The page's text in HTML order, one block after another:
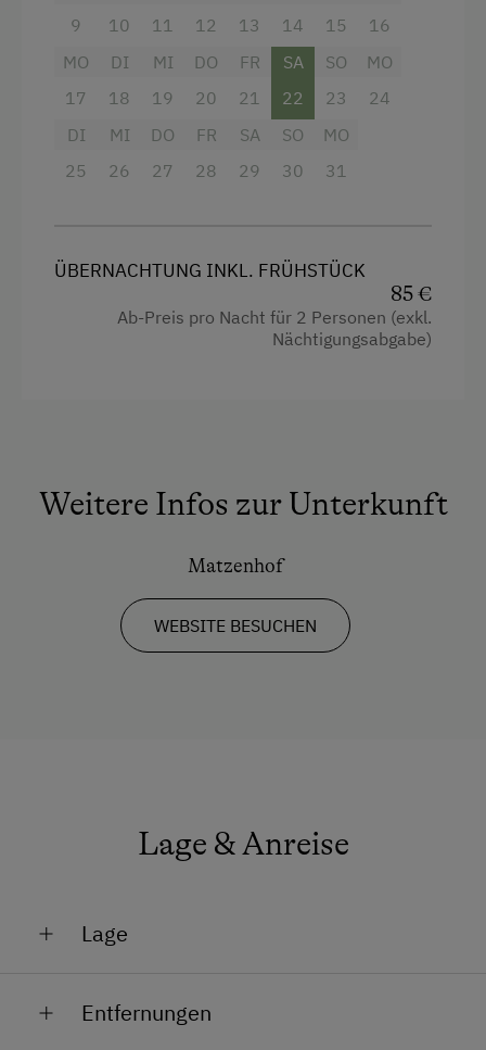
9 10 11 12 13 14 15
16
MO
17
DI
18
MI
19
DO
20
FR
21
SA
22
SO
23
MO
24
DI
25
MI
26
DO
27
FR
28
SA
29
SO
30
MO
31
ÜBERNACHTUNG INKL. FRÜHSTÜCK
85 €
Ab-Preis pro Nacht für 2 Personen (exkl.
Nächtigungsabgabe)
Weitere Infos zur Unterkunft
Matzenhof
WEBSITE BESUCHEN
Lage & Anreise
Lage
Ortsrand
Entfernungen